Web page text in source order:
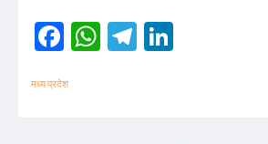
Facebook
WhatsApp
Telegram
मध्य प्रदेश